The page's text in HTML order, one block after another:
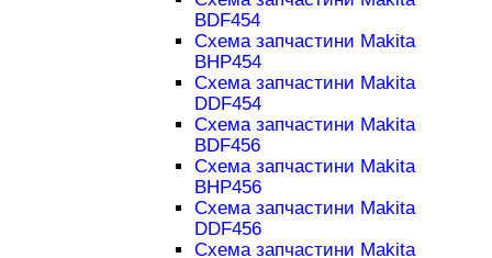
BDF454
Схема запчастини Makita
BHP454
Схема запчастини Makita
DDF454
Схема запчастини Makita
BDF456
Схема запчастини Makita
BHP456
Схема запчастини Makita
DDF456
Схема запчастини Makita